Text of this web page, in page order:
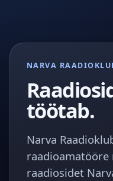
NARVA
töötab.
Narva
raadioamatööre
raadiosidet